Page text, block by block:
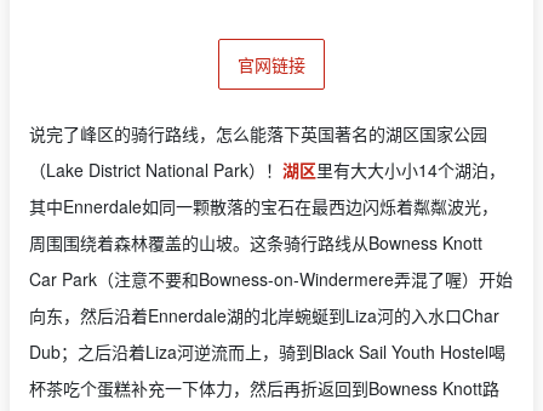
官网链接
说完了峰区的骑行路线，怎么能落下英国著名的湖区国家公园
（Lake District National Park）！ 湖区里有大大小小14个湖泊，
其中Ennerdale如同一颗散落的宝石在最西边闪烁着粼粼波光，
周围围绕着森林覆盖的山坡。这条骑行路线从Bowness Knott
Car Park（注意不要和Bowness-on-Windermere弄混了喔）开始
向东，然后沿着Ennerdale湖的北岸蜿蜒到Liza河的入水口Char
Dub；之后沿着Liza河逆流而上，骑到Black Sail Youth Hostel喝
杯茶吃个蛋糕补充一下体力，然后再折返回到Bowness Knott路